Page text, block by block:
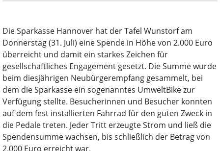
Die Sparkasse Hannover hat der Tafel Wunstorf am
Donnerstag (31. Juli) eine Spende in Höhe von 2.000 Euro
überreicht und damit ein starkes Zeichen für
gesellschaftliches Engagement gesetzt. Die Summe wurde
beim diesjährigen Neubürgerempfang gesammelt, bei
dem die Sparkasse ein sogenanntes UmweltBike zur
Verfügung stellte. Besucherinnen und Besucher konnten
auf dem fest installierten Fahrrad für den guten Zweck in
die Pedale treten. Jeder Tritt erzeugte Strom und ließ die
Spendensumme wachsen, bis schließlich der Betrag von
2.000 Euro erreicht war.